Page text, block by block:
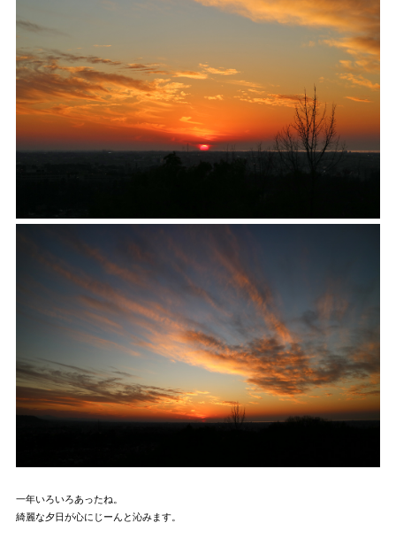
一年いろいろあったね。
綺麗な夕日が心にじーんと沁みます。